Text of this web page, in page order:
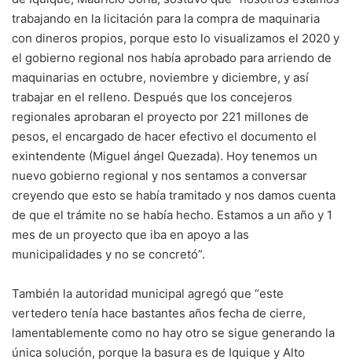
trabajando en la licitación para la compra de maquinaria
con dineros propios, porque esto lo visualizamos el 2020 y
el gobierno regional nos había aprobado para arriendo de
maquinarias en octubre, noviembre y diciembre, y así
trabajar en el relleno. Después que los concejeros
regionales aprobaran el proyecto por 221 millones de
pesos, el encargado de hacer efectivo el documento el
exintendente (Miguel ángel Quezada). Hoy tenemos un
nuevo gobierno regional y nos sentamos a conversar
creyendo que esto se había tramitado y nos damos cuenta
de que el trámite no se había hecho. Estamos a un año y 1
mes de un proyecto que iba en apoyo a las
municipalidades y no se concretó”.
También la autoridad municipal agregó que “este
vertedero tenía hace bastantes años fecha de cierre,
lamentablemente como no hay otro se sigue generando la
única solución, porque la basura es de Iquique y Alto